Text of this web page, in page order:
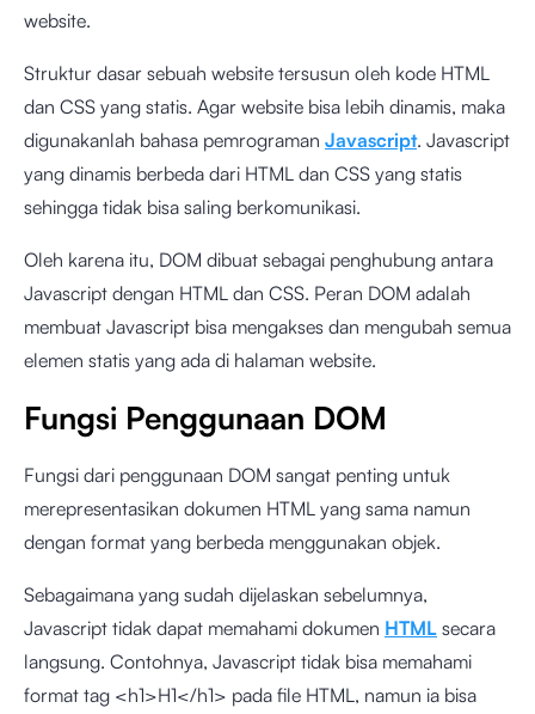
website.
Struktur dasar sebuah website tersusun oleh kode HTML
dan CSS yang statis. Agar website bisa lebih dinamis, maka
digunakanlah bahasa pemrograman Javascript. Javascript
yang dinamis berbeda dari HTML dan CSS yang statis
sehingga tidak bisa saling berkomunikasi.
Oleh karena itu, DOM dibuat sebagai penghubung antara
Javascript dengan HTML dan CSS. Peran DOM adalah
membuat Javascript bisa mengakses dan mengubah semua
elemen statis yang ada di halaman website.
Fungsi Penggunaan DOM
Fungsi dari penggunaan DOM sangat penting untuk
merepresentasikan dokumen HTML yang sama namun
dengan format yang berbeda menggunakan objek.
Sebagaimana yang sudah dijelaskan sebelumnya,
Javascript tidak dapat memahami dokumen HTML secara
langsung. Contohnya, Javascript tidak bisa memahami
format tag <h1>H1</h1> pada file HTML, namun ia bisa